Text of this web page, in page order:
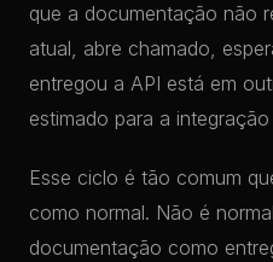
que a documentação não
atual, abre chamado,
entregou a API está em
estimado para a
Esse ciclo é tão comum
como normal. Não é
documentação como